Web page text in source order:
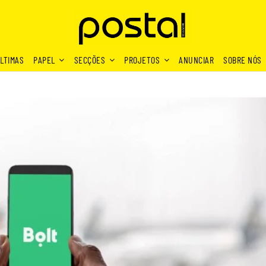
PAPEL SECÇÕES PROJETOS ANUNCIAR SOBRE NÓS